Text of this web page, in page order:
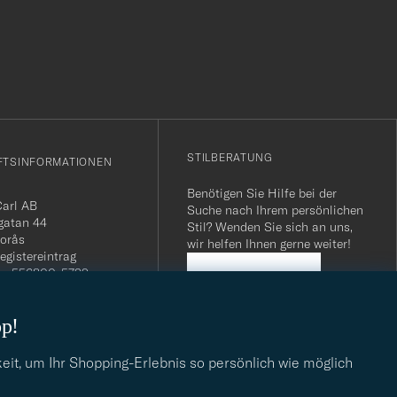
um Ihr Shopping-Erlebnis so persönlich wie möglich
AB
44
556800-5739
SE556800573901
040 / 22 63 88 96
STILBERATUNG
Benötigen Sie Hilfe bei der
Suche nach Ihrem persönlichen
Stil? Wenden Sie sich an uns,
wir helfen Ihnen gerne weiter!
STILBERATUNG